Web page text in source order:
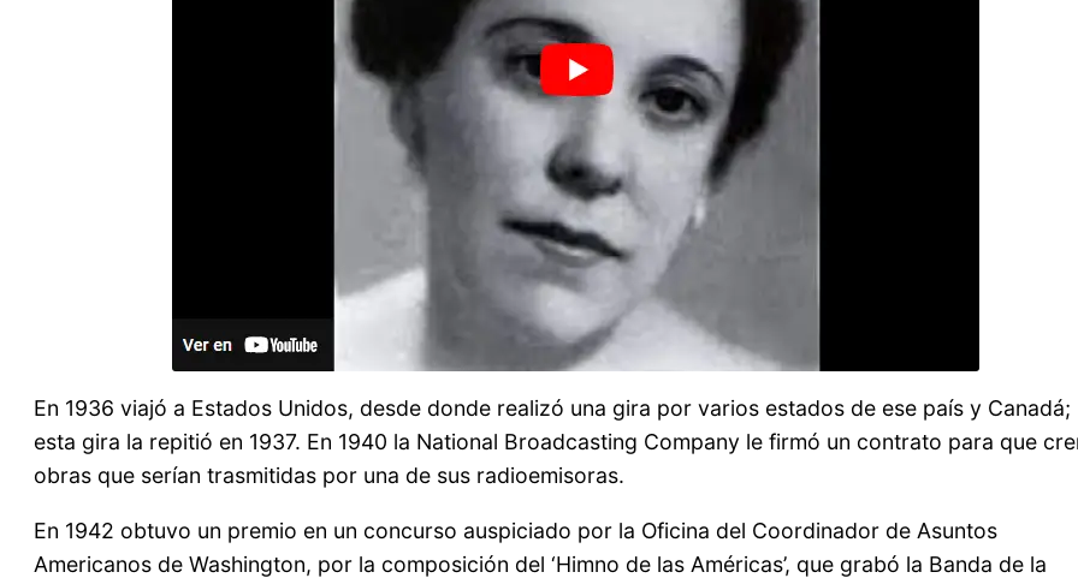
En 1936 viajó a Estados Unidos, desde donde realizó una gira por varios estados de ese país y Canadá;
esta gira la repitió en 1937. En 1940 la National Broadcasting Company le firmó un contrato para que
obras que serían trasmitidas por una de sus radioemisoras.
En 1942 obtuvo un premio en un concurso auspiciado por la Oficina del Coordinador de Asuntos
Americanos de Washington, por la composición del ‘Himno de las Américas’, que grabó la Banda de la